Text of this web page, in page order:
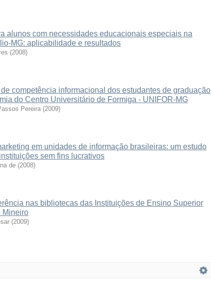
alunos com necessidades educacionais especiais na
MG: aplicabilidade e resultados
(2008)
competência informacional dos estudantes de graduação
do Centro Universitário de Formiga - UNIFOR-MG
Pereira (2009)
em unidades de informação brasileiras: um estudo
sem fins lucrativos
de (2008)
nas bibliotecas das Instituições de Ensino Superior
Mineiro
(2009)